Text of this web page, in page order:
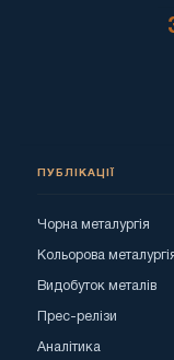
ПУБЛІКАЦІЇ
Чорна металургія
Кольорова
Видобуток металів
Прес-релізи
Аналітика